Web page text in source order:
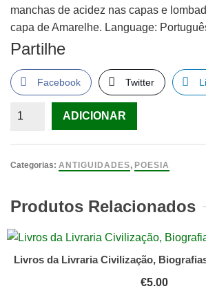
manchas de acidez nas capas e
capa de Amarelhe. Language:
Partilhe
Facebook Twitter
Quantidade
ALMA
VIEIRA.
(Sanz)
ADICIONAR
Categorias: ANTIGUIDADES, POESIA
Produtos Relacionados
Livros da Livraria Civilização,
€5.00